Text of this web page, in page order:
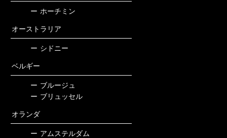
ー ホーチミン
オーストラリア
ー シドニー
ベルギー
ー ブルージュ
ー ブリュッセル
オランダ
ー アムステルダム